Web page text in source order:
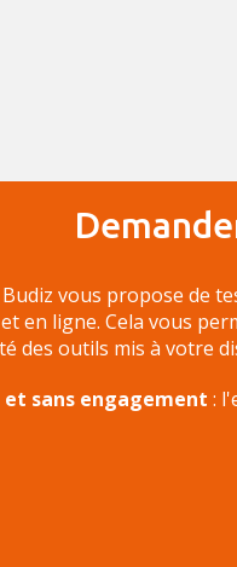
vous propose de
en ligne. Cela vous
des outils mis à votre
sans engagement :